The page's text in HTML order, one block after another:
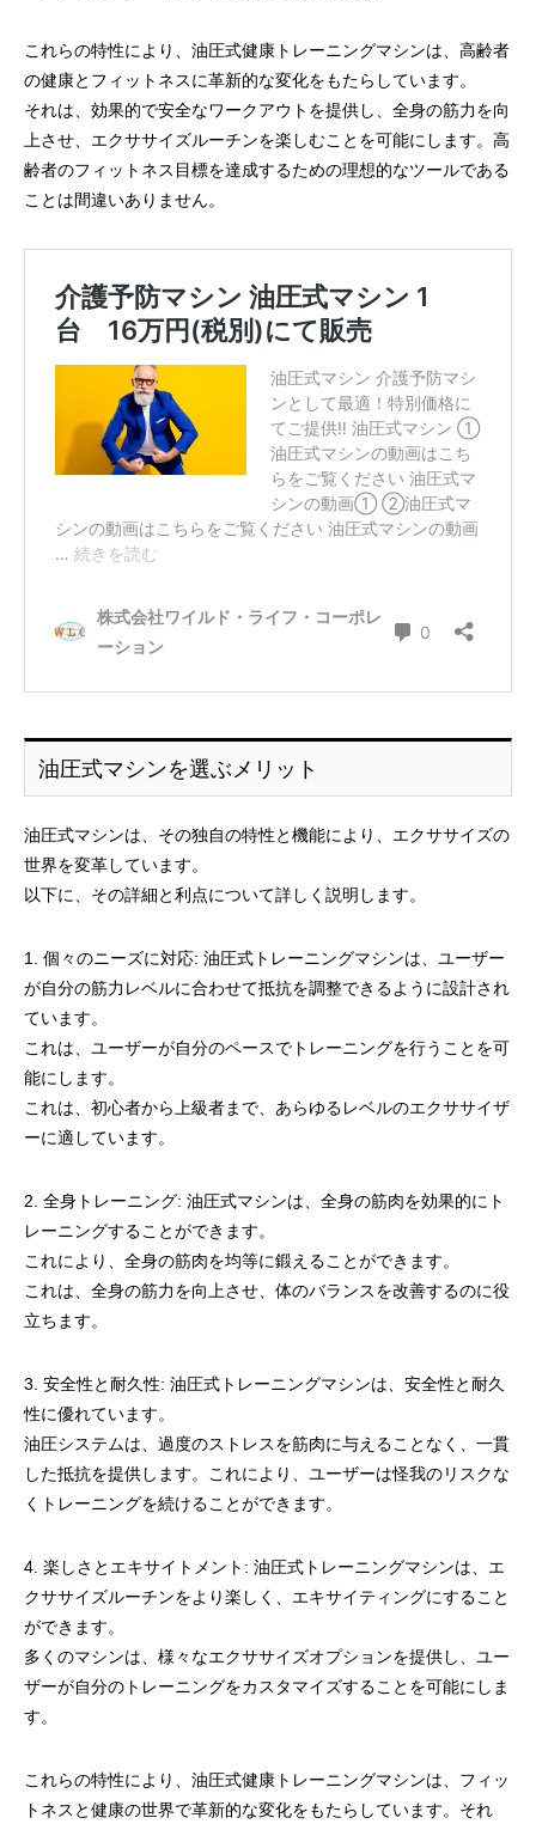
これらの特性により、油圧式健康トレーニングマシンは、高齢者
の健康とフィットネスに革新的な変化をもたらしています。
それは、効果的で安全なワークアウトを提供し、全身の筋力を向
上させ、エクササイズルーチンを楽しむことを可能にします。高
齢者のフィットネス目標を達成するための理想的なツールである
ことは間違いありません。
油圧式マシンを選ぶメリット
油圧式マシンは、その独自の特性と機能により、エクササイズの
世界を変革しています。
以下に、その詳細と利点について詳しく説明します。
1. 個々のニーズに対応: 油圧式トレーニングマシンは、ユーザー
が自分の筋力レベルに合わせて抵抗を調整できるように設計され
ています。
これは、ユーザーが自分のペースでトレーニングを行うことを可
能にします。
これは、初心者から上級者まで、あらゆるレベルのエクササイザ
ーに適しています。
2. 全身トレーニング: 油圧式マシンは、全身の筋肉を効果的にト
レーニングすることができます。
これにより、全身の筋肉を均等に鍛えることができます。
これは、全身の筋力を向上させ、体のバランスを改善するのに役
立ちます。
3. 安全性と耐久性: 油圧式トレーニングマシンは、安全性と耐久
性に優れています。
油圧システムは、過度のストレスを筋肉に与えることなく、一貫
した抵抗を提供します。これにより、ユーザーは怪我のリスクな
くトレーニングを続けることができます。
4. 楽しさとエキサイトメント: 油圧式トレーニングマシンは、エ
クササイズルーチンをより楽しく、エキサイティングにすること
ができます。
多くのマシンは、様々なエクササイズオプションを提供し、ユー
ザーが自分のトレーニングをカスタマイズすることを可能にしま
す。
これらの特性により、油圧式健康トレーニングマシンは、フィッ
トネスと健康の世界で革新的な変化をもたらしています。それ